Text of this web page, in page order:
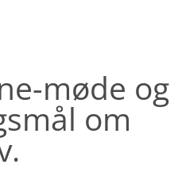
møde og
om